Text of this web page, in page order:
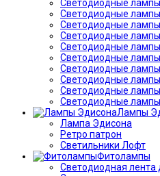
Светодиодные лампы
Светодиодные
Светодиодные лампы
Светодиодные лампы
Светодиодные лампы
Светодиодные лампы
Светодиодные
Светодиодные лампы
Светодиодные
Светодиодные
Лампы
Лампа Эдисона
Ретро патрон
Светильники Лофт
Фитолампы
Светодиодная лента